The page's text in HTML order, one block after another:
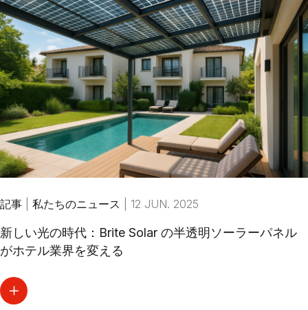
記事 私たちのニュース 12 JUN. 2025
新しい光の時代：Brite Solar の半透明ソーラーパネル
がホテル業界を変える